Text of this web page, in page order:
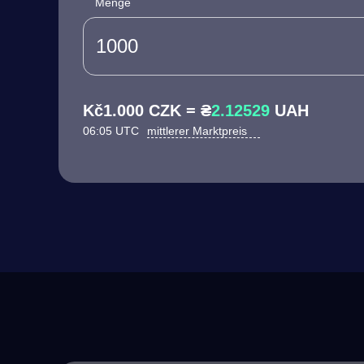
Kč1.000 CZK = ₴2.12529 UAH
06:05 UTC mittlerer Marktpreis